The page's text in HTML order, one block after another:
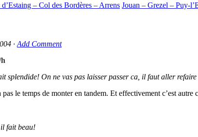
– Col des Bordères – Arrens Jouan – Grezel – Puy-
· Add Comment
splendide! On ne vas pas laisser passer ca, il faut aller
le temps de monter en tandem. Et effectivement c’est
fait beau!